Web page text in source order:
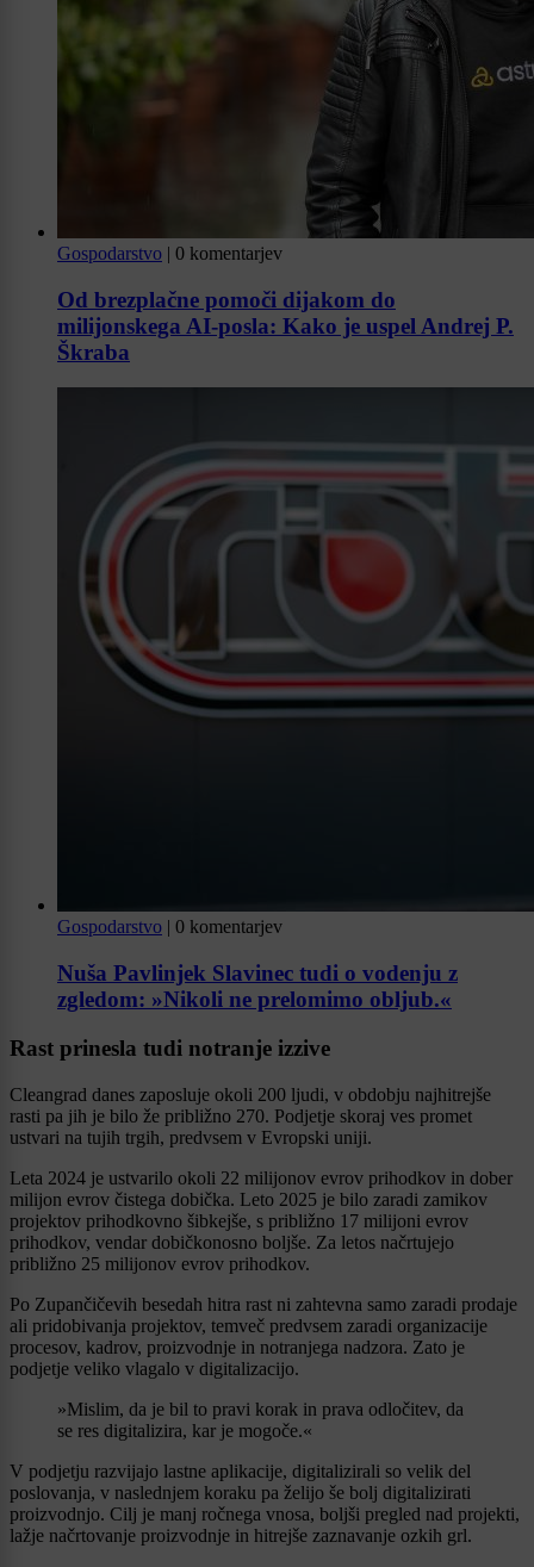
Gospodarstvo | 0 komentarjev
Od brezplačne pomoči dijakom do
milijonskega AI-posla: Kako je uspel Andrej P.
Škraba
Gospodarstvo | 0 komentarjev
Nuša Pavlinjek Slavinec tudi o vodenju z
zgledom: »Nikoli ne prelomimo obljub.«
Rast prinesla tudi notranje izzive
Cleangrad danes zaposluje okoli 200 ljudi, v obdobju najhitrejše
rasti pa jih je bilo že približno 270. Podjetje skoraj ves promet
ustvari na tujih trgih, predvsem v Evropski uniji.
Leta 2024 je ustvarilo okoli 22 milijonov evrov prihodkov in dober
milijon evrov čistega dobička. Leto 2025 je bilo zaradi zamikov
projektov prihodkovno šibkejše, s približno 17 milijoni evrov
prihodkov, vendar dobičkonosno boljše. Za letos načrtujejo
približno 25 milijonov evrov prihodkov.
Po Zupančičevih besedah hitra rast ni zahtevna samo zaradi prodaje
ali pridobivanja projektov, temveč predvsem zaradi organizacije
procesov, kadrov, proizvodnje in notranjega nadzora. Zato je
podjetje veliko vlagalo v digitalizacijo.
»Mislim, da je bil to pravi korak in prava odločitev, da
se res digitalizira, kar je mogoče.«
V podjetju razvijajo lastne aplikacije, digitalizirali so velik del
poslovanja, v naslednjem koraku pa želijo še bolj digitalizirati
proizvodnjo. Cilj je manj ročnega vnosa, boljši pregled nad projekti,
lažje načrtovanje proizvodnje in hitrejše zaznavanje ozkih grl.